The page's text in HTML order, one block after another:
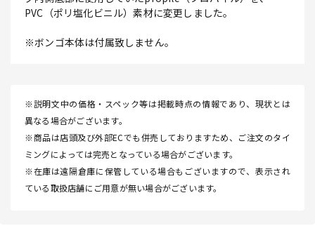
PVC（ポリ塩化ビニル）素材に変更しました。
※ボンゴ本体は付属致しません。
※説明文中の価格・スペック等は掲載時点の情報であり、現状とは
異なる場合がございます。
※商品は店頭及び外部ECでも併売しておりますため、ご注文のタイ
ミングによっては完売となっている場合がございます。
※在庫は遠隔倉庫に保管している場合もございますので、表示され
ている取扱店舗にご用意が無い場合がございます。